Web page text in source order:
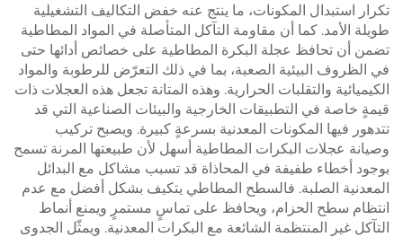
تكرار استبدال المكونات، ما ينتج عنه خفض التكاليف التشغيلية
طويلة الأمد. كما أن مقاومة التآكل المتأصلة في المواد المطاطية
تضمن أن تحافظ عجلة البكرة المطاطية على خصائص أدائها حتى
في الظروف البيئية الصعبة، بما في ذلك التعرّض للرطوبة والمواد
الكيميائية والتقلبات الحرارية. وهذه المتانة تجعل هذه العجلات ذات
قيمةٍ خاصة في التطبيقات الخارجية والبيئات الصناعية التي قد
تتدهور فيها المكونات المعدنية بسرعةٍ كبيرة. ويصبح تركيب
وصيانة عجلات البكرات المطاطية أسهل لأن طبيعتها المرنة تسمح
بوجود أخطاء طفيفة في المحاذاة قد تسبب مشاكل مع البدائل
المعدنية الصلبة. فالسطح المطاطي يتكيف بشكل أفضل مع عدم
انتظام سطح الحزام، ويحافظ على تماسٍ مستمرٍ ويمنع أنماط
التآكل غير المنتظمة الشائعة مع البكرات المعدنية. ويمثّل الجدوى